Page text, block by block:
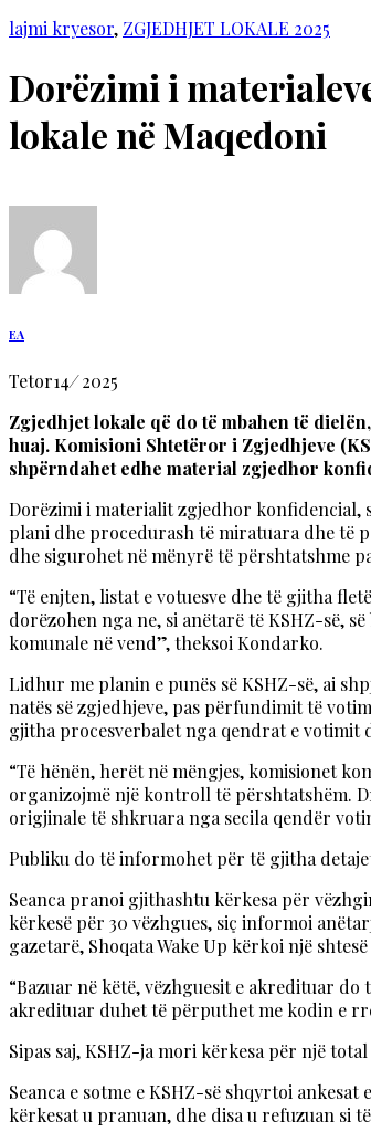
lajmi kryesor, ZGJEDHJET LOKALE 2025
Dorëzimi i
lokale në Maqedoni
EA
Tetor14/2025
Zgjedhjet lokale që do të mbahen të
huaj. Komisioni Shtetëror i Zgjedhjeve
shpërndahet edhe material zgjedhor
Dorëzimi i materialit zgjedhor konfidencial,
plani dhe procedurash të miratuara dhe të
dhe sigurohet në mënyrë të përshtatshme
“Të enjten, listat e votuesve dhe të gjitha
dorëzohen nga ne, si anëtarë të KSHZ-së,
komunale në vend”, theksoi Kondarko.
Lidhur me planin e punës së KSHZ-së, ai
natës së zgjedhjeve, pas përfundimit të
gjitha procesverbalet nga qendrat e votimit
“Të hënën, herët në mëngjes, komisionet
organizojmë një kontroll të përshtatshëm.
origjinale të shkruara nga secila qendër
Publiku do të informohet për të gjitha
Seanca pranoi gjithashtu kërkesa për
kërkesë për 30 vëzhgues, siç informoi
gazetarë, Shoqata Wake Up kërkoi një
“Bazuar në këtë, vëzhguesit e akredituar
akredituar duhet të përputhet me kodin e
Sipas saj, KSHZ-ja mori kërkesa për një
Seanca e sotme e KSHZ-së shqyrtoi
kërkesat u pranuan, dhe disa u refuzuan si